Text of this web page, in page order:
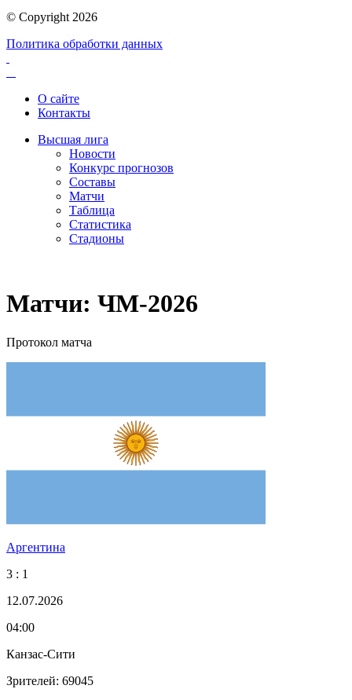
© Copyright 2026
Политика обработки данных
О сайте
Контакты
Высшая лига
Новости
Конкурс прогнозов
Составы
Матчи
Таблица
Статистика
Стадионы
Матчи: ЧМ-2026
Протокол матча
Аргентина
3 : 1
12.07.2026
04:00
Канзас-Сити
Зрителей: 69045